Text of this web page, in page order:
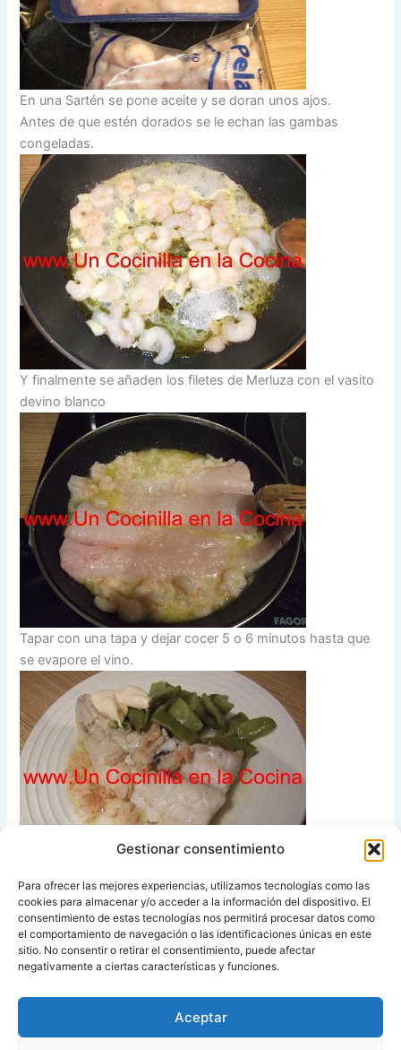
Gestionar consentimiento
Para ofrecer las mejores experiencias, utilizamos tecnologías como las
cookies para almacenar y/o acceder a la información del dispositivo. El
consentimiento de estas tecnologías nos permitirá procesar datos como
el comportamiento de navegación o las identificaciones únicas en este
sitio. No consentir o retirar el consentimiento, puede afectar
negativamente a ciertas características y funciones.
Aceptar
En una Sartén se pone aceite y se doran unos ajos.
Antes de que estén dorados se le echan las gambas
congeladas.
Y finalmente se añaden los filetes de Merluza con el vasito
devino blanco
Tapar con una tapa y dejar cocer 5 o 6 minutos hasta que
se evapore el vino.
Añadir las judías verde del día anterior y servir en un plato.
Este esta buenisimo..
Fuente: Un Cocinilla en la Cocina
ANTERIOR SIGUIENTE